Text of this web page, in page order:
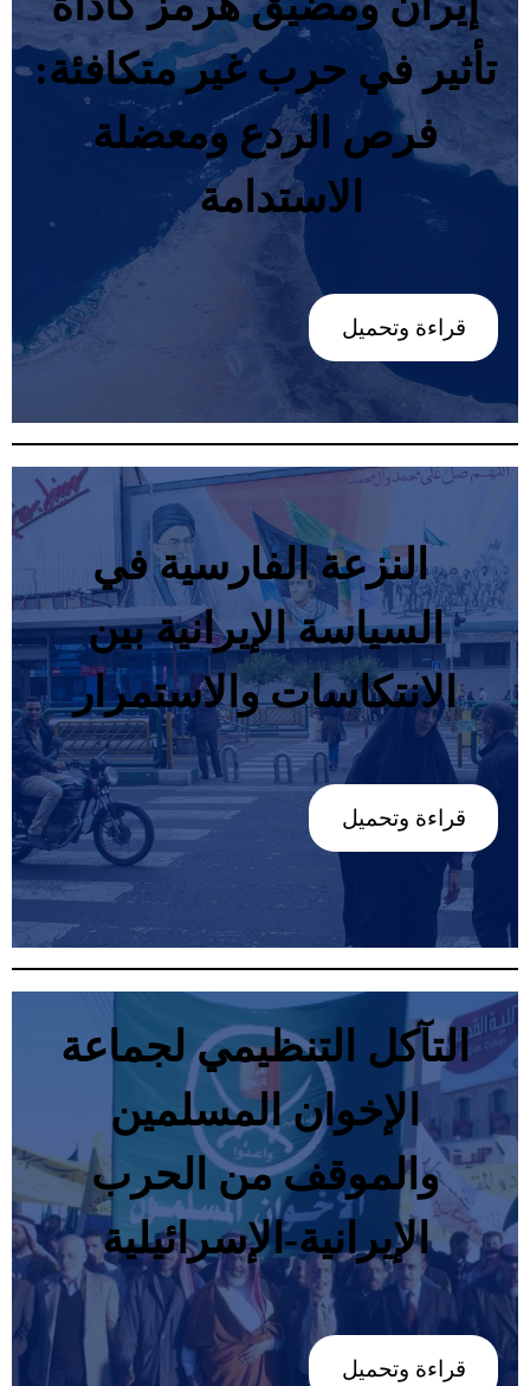
‬تأثير‭ ‬في‭ ‬حرب‭ ‬غير‭ ‬متكافئة‭:
‬الاستدامة‭ ‬
قراءة وتحميل
‬السياسة‭ ‬الإيرانية‭ ‬بين‭
‬الانتكاسات‭ ‬والاستمرا
ر
قراءة وتحميل
‬الإيرانية‭-‬الإسرائيلية
قراءة وتحميل